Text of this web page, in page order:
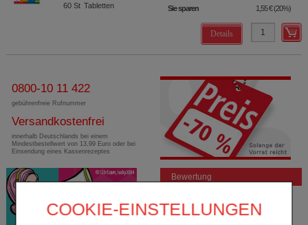
COOKIE-EINSTELLUNGEN
60 St Tabletten Sie sparen 1,55 € (20%)
Details
0800-10 11 422
gebührenfreie Rufnummer
Versandkostenfrei
innerhalb Deutschlands bei einem
Mindestbestellwert von 13,99 Euro oder bei
Einsendung eines Kassenrezeptes
Bewertung